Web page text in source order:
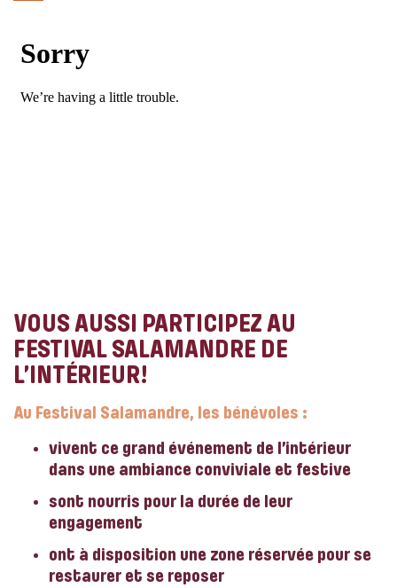
VOUS AUSSI PARTICIPEZ AU
FESTIVAL SALAMANDRE DE
L’INTÉRIEUR!
Au Festival Salamandre, les bénévoles :
vivent ce grand événement de l’intérieur
dans une ambiance conviviale et festive
sont nourris pour la durée de leur
engagement
ont à disposition une zone réservée pour se
restaurer et se reposer